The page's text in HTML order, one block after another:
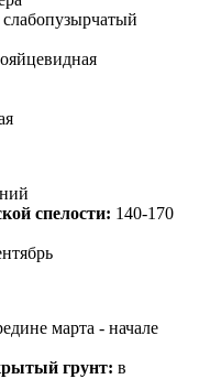
спелости: 140-170
марта - начале
грунт: в